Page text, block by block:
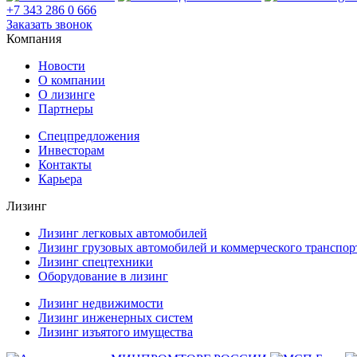
+7 343 286 0 666
Заказать звонок
Компания
Новости
О компании
О лизинге
Партнеры
Спецпредложения
Инвесторам
Контакты
Карьера
Лизинг
Лизинг легковых автомобилей
Лизинг грузовых автомобилей и коммерческого
Лизинг спецтехники
Оборудование в лизинг
Лизинг недвижимости
Лизинг инженерных систем
Лизинг изъятого имущества